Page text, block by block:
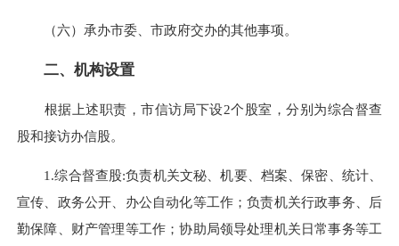
（六）承办市委、市政府交办的其他事项。
二、机构设置
根据上述职责，市信访局下设2个股室，分别为综合督查
股和接访办信股。
1.综合督查股:负责机关文秘、机要、档案、保密、统计、
宣传、政务公开、办公自动化等工作；负责机关行政事务、后
勤保障、财产管理等工作；协助局领导处理机关日常事务等工